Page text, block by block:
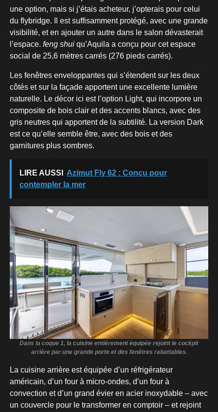
une option, mais si j’étais acheteur, j’opterais pour celui
du flybridge. Il est suffisamment protégé, avec une grande
visibilité, et en ajouter un autre dans le salon dévasterait
l’espace. feng shui qu’Aquila a conçu pour cet espace
social de 25,6 mètres carrés (276 pieds carrés).
Les fenêtres enveloppantes qui s’étendent sur les deux
côtés et sur la façade apportent une excellente lumière
naturelle. Le décor ici est l’option Light, qui incorpore un
composite de bois clair et des accents blancs, avec des
gris neutres qui apportent de la subtilité. La version Dark
est ce qu’elle semble être, avec des bois et des
garnitures plus sombres.
LIRE AUSSI
Azimut Fly 62 : Conçu pour
contempler la mer
Dans la coque 1, la cuisine entièrement équipée rejoint le cockpit
arrière par une grande porte et des fenêtres rabattables.
La cuisine arrière est équipée d’un réfrigérateur
américain, d’un four à micro-ondes, d’un four à
convection et d’un grand évier en acier inoxydable – avec
un couvercle pour le transformer en comptoir – et rejoint